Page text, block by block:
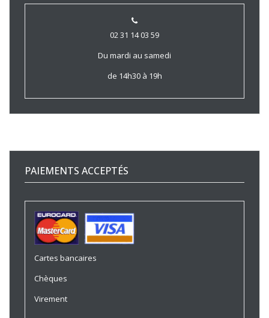
02 31 14 03 59
Du mardi au samedi
de 14h30 à 19h
PAIEMENTS ACCEPTÉS
Cartes bancaires
Chèques
Virement